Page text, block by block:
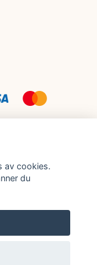
du vågar mycket
av cookies.
du